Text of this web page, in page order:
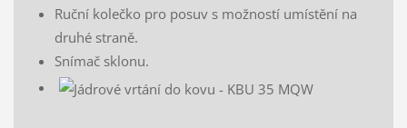
Ruční kolečko pro posuv s možností umístění na
druhé straně.
Snímač sklonu.